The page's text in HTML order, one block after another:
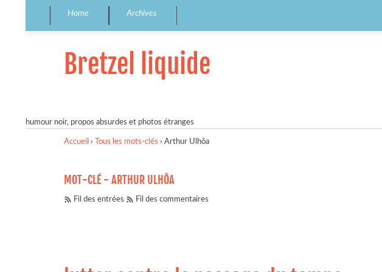
Home Archives
Bretzel liquide
humour noir, propos absurdes et photos étranges
Accueil › Tous les mots-clés › Arthur Ulhôa
MOT-CLÉ - ARTHUR ULHÔA
Fil des entrées Fil des commentaires